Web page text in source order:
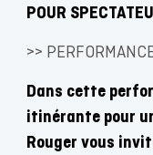
POUR
>>
Dans cette
itinérante pour
Rouger vous